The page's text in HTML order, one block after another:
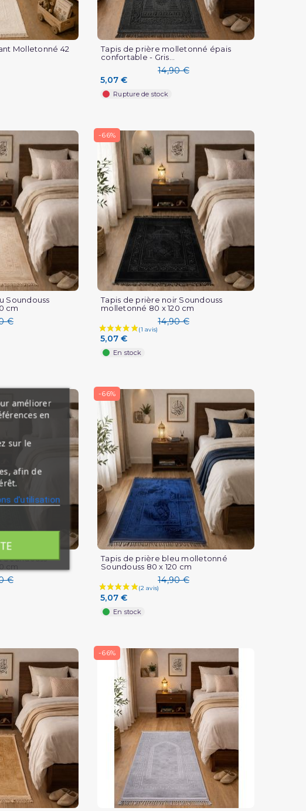
Molletonné 42
Tapis de prière molletonné épais
confortable - Gris...
14,90 €
5,07 €
Rupture de stock
Soundouss
cm
€
-66%
Tapis de prière noir Soundouss
molletonné 80 x 120 cm
14,90 €
5,07 €
En stock
Soundouss
€
-66%
Tapis de prière bleu molletonné
Soundouss 80 x 120 cm
14,90 €
5,07 €
En stock
-66%
améliorer
en
sur le
afin de
d'utilisation